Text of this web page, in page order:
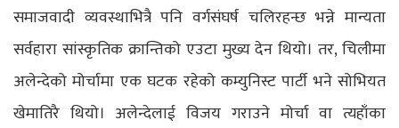
समाजवादी व्यवस्थाभित्रै पनि वर्गसंघर्ष चलिरहन्छ भन्ने मान्यता
सर्वहारा सांस्कृतिक क्रान्तिको एउटा मुख्य देन थियो। तर, चिलीमा
अलेन्देको मोर्चामा एक घटक रहेको कम्युनिस्ट पार्टी भने सोभियत
खेमातिरै थियो। अलेन्देलाई विजय गराउने मोर्चा वा त्यहाँका